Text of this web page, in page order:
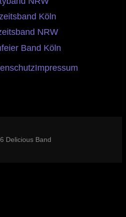
Köln
NRW
Band Köln
Impressum
Delicious Band